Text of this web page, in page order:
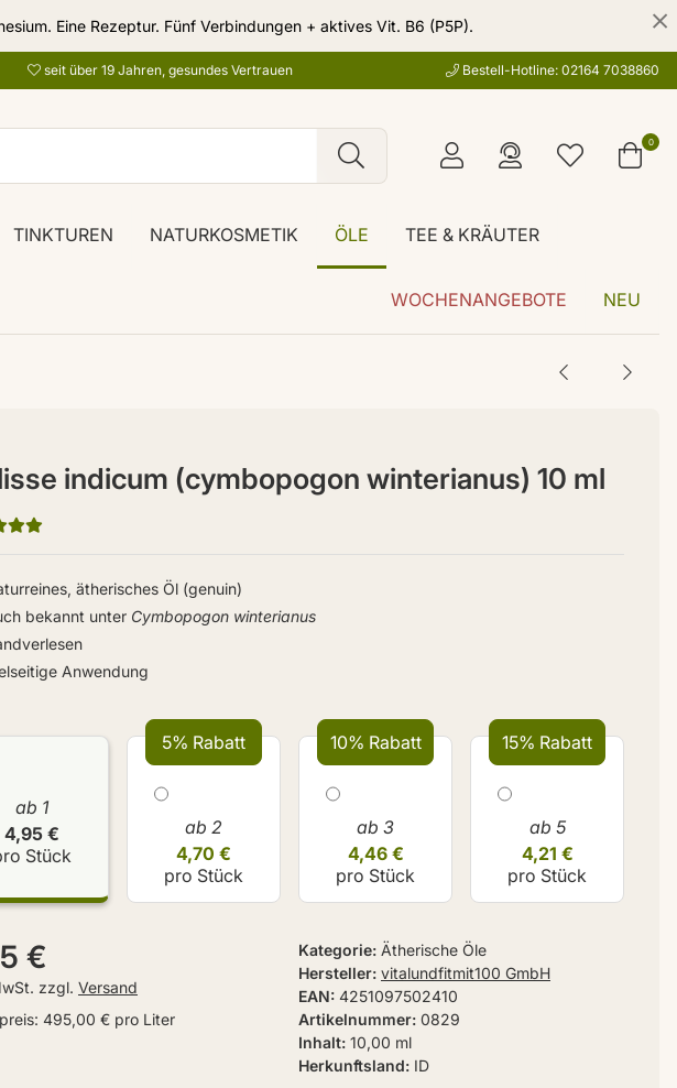
Eine Rezeptur. Fünf Verbindungen + aktives Vit. B6 (P5P).
seit über 19 Jahren, gesundes Vertrauen Bestell-Hotline: 02164 7038860
TINKTUREN NATURKOSMETIK ÖLE TEE & KRÄUTER
WOCHENANGEBOTE NEU
0
indicum (cymbopogon winterianus) 10 ml
Inhalt 10,00 ml
Hersteller vitalundfitmit100 GmbH
Artikelnummer 0829
EAN 4251097502410
Herkunftsland ID
Kategorie Ätherische Öle
ätherisches Öl (genuin)
bekannt unter Cymbopogon winterianus
Anwendung
€
zzgl. Versand
495,00 € pro Liter
ab 1
4,95 €
Stück
5% Rabatt
ab 2
4,70 €
pro Stück
10% Rabatt
ab 3
4,46 €
pro Stück
15% Rabatt
ab 5
4,21 €
pro Stück